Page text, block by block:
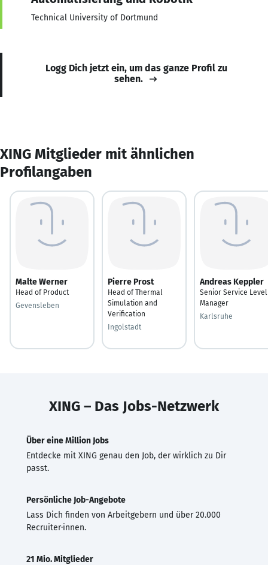
Technical University of Dortmund
Logg Dich jetzt ein, um das ganze Profil zu
sehen.
XING Mitglieder mit ähnlichen
Profilangaben
Malte Werner
Head of Product
Gevensleben
Pierre Prost
Head of Thermal
Simulation and
Verification
Ingolstadt
Andreas Keppler
Senior Service Level
Manager
Karlsruhe
XING – Das Jobs-Netzwerk
Über eine Million Jobs
Entdecke mit XING genau den Job, der wirklich zu Dir
passt.
Persönliche Job-Angebote
Lass Dich finden von Arbeitgebern und über 20.000
Recruiter·innen.
21 Mio. Mitglieder